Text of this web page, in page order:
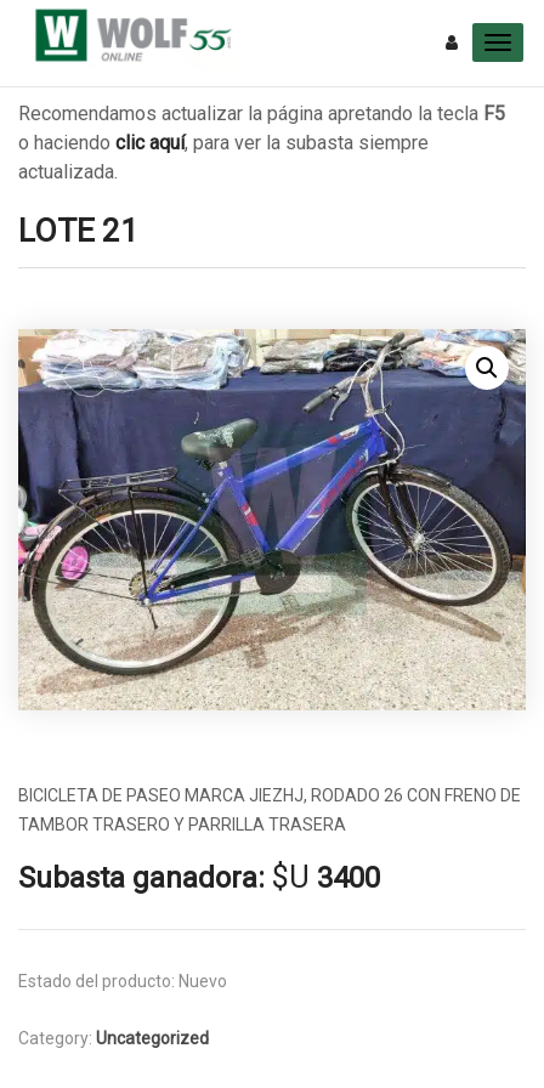
Recomendamos actualizar la página apretando la tecla F5
o haciendo clic aquí, para ver la subasta siempre
actualizada.
LOTE 21
BICICLETA DE PASEO MARCA JIEZHJ, RODADO 26 CON FRENO DE
TAMBOR TRASERO Y PARRILLA TRASERA
Subasta ganadora: $U 3400
Estado del producto: Nuevo
Category: Uncategorized